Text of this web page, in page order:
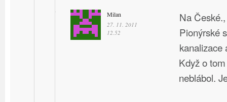
Milan
27. 11. 2011
12.52
Na
Pionýrské
kanalizace
Když o
neblábol.